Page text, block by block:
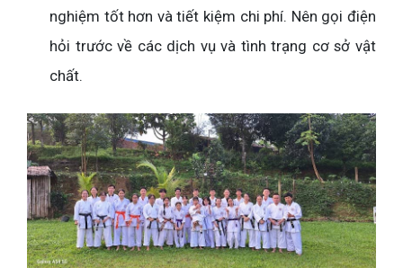
nghiệm tốt hơn và tiết kiệm chi phí. Nên gọi điện
hỏi trước về các dịch vụ và tình trạng cơ sở vật
chất.